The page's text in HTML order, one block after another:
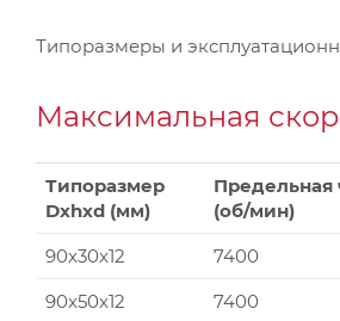
Типоразмеры и
Максимальная
Типоразмер
Dxhxd (мм)
Предельная
(об/мин)
90x30x12
7400
90x50x12
7400